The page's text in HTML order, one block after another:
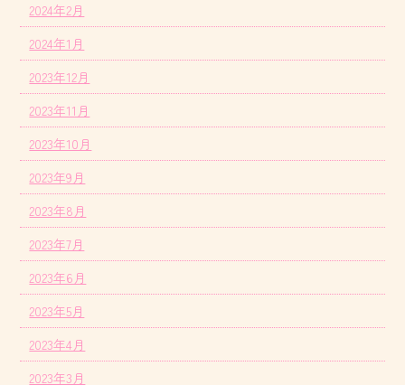
2024年2月
2024年1月
2023年12月
2023年11月
2023年10月
2023年9月
2023年8月
2023年7月
2023年6月
2023年5月
2023年4月
2023年3月